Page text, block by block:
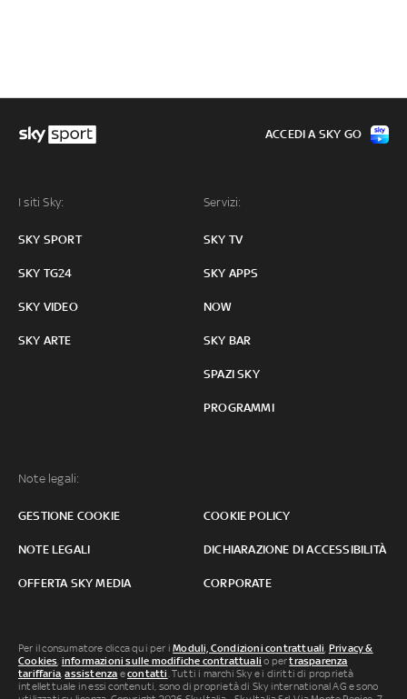
I siti Sky:
SKY SPORT
SKY TG24
SKY VIDEO
SKY ARTE
Servizi:
SKY TV
SKY APPS
NOW
SKY BAR
SPAZI SKY
PROGRAMMI
Note legali:
GESTIONE COOKIE COOKIE POLICY
NOTE LEGALI DICHIARAZIONE DI ACCESSIBILITÀ
OFFERTA SKY MEDIA CORPORATE
ACCEDI A SKY GO
Per il consumatore clicca qui per iModuli, Condizioni contrattuali Privacy &
Cookies informazioni sulle modifiche contrattuali o pertrasparenza
tariffaria ,assistenza econtatti . Tutti i marchi Sky e i diritti di proprietà
intellettuale in essi contenuti, sono di proprietà di Sky international AG e sono